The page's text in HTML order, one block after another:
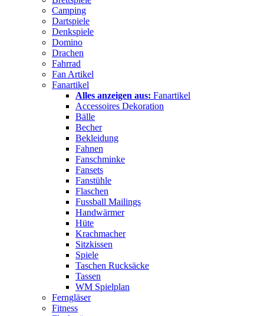
Camping
Dartspiele
Denkspiele
Domino
Drachen
Fahrrad
Fan Artikel
Fanartikel
Alles anzeigen aus: Fanartikel
Accessoires Dekoration
Bälle
Becher
Bekleidung
Fahnen
Fanschminke
Fansets
Fanstühle
Flaschen
Fussball Mailings
Handwärmer
Hüte
Krachmacher
Sitzkissen
Spiele
Taschen Rucksäcke
Tassen
WM Spielplan
Ferngläser
Fitness